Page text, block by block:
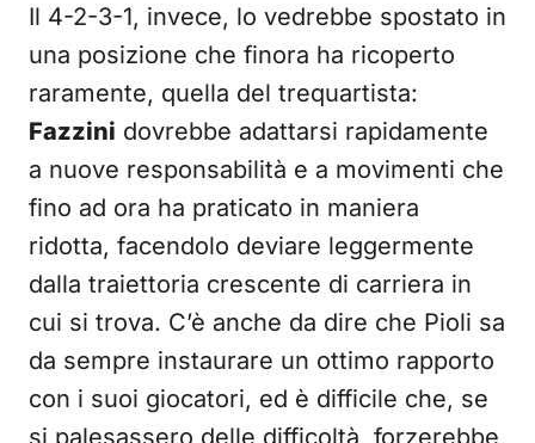
Il 4-2-3-1, invece, lo vedrebbe spostato in
una posizione che finora ha ricoperto
raramente, quella del trequartista:
Fazzini dovrebbe adattarsi rapidamente
a nuove responsabilità e a movimenti che
fino ad ora ha praticato in maniera
ridotta, facendolo deviare leggermente
dalla traiettoria crescente di carriera in
cui si trova. C’è anche da dire che Pioli sa
da sempre instaurare un ottimo rapporto
con i suoi giocatori, ed è difficile che, se
si palesassero delle difficoltà, forzerebbe